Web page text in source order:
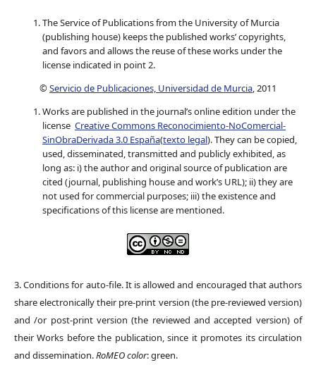
The Service of Publications from the University of Murcia
(publishing house) keeps the published works’ copyrights,
and favors and allows the reuse of these works under the
license indicated in point 2.
©Servicio de Publicaciones, Universidad de Murcia, 2011
Works are published in the journal’s online edition under the
license Creative Commons Reconocimiento-NoComercial-
SinObraDerivada 3.0 España(texto legal). They can be copied,
used, disseminated, transmitted and publicly exhibited, as
long as: i) the author and original source of publication are
cited (journal, publishing house and work’s URL); ii) they are
not used for commercial purposes; iii) the existence and
specifications of this license are mentioned.
3. Conditions for auto-file. It is allowed and encouraged that authors
share electronically their pre-print version (the pre-reviewed version)
and /or post-print version (the reviewed and accepted version) of
their Works before the publication, since it promotes its circulation
and dissemination.RoMEO color: green.